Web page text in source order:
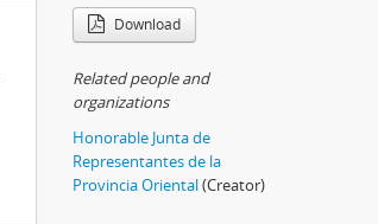
Download
Related people and
organizations
Honorable Junta de
Representantes de la
Provincia Oriental(Creator)